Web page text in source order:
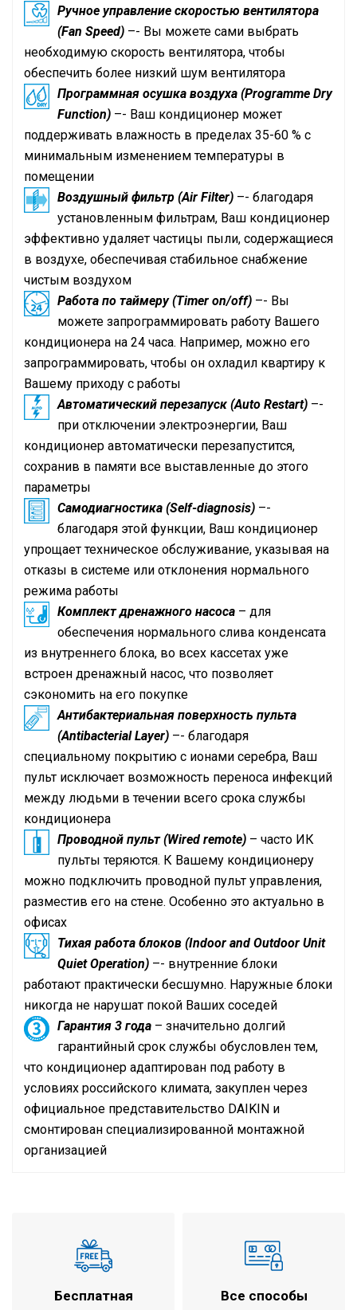
Ручное управление скоростью вентилятора
(Fan Speed) –- Вы можете сами выбрать
необходимую скорость вентилятора, чтобы
обеспечить более низкий шум вентилятора
Программная осушка воздуха (Programme Dry
Function) –- Ваш кондиционер может
поддерживать влажность в пределах 35-60 % с
минимальным изменением температуры в
помещении
Воздушный фильтр (Air Filter) –- благодаря
установленным фильтрам, Ваш кондиционер
эффективно удаляет частицы пыли, содержащиеся
в воздухе, обеспечивая стабильное снабжение
чистым воздухом
Работа по таймеру (Timer on/off) –- Вы
можете запрограммировать работу Вашего
кондиционера на 24 часа. Например, можно его
запрограммировать, чтобы он охладил квартиру к
Вашему приходу с работы
Автоматический перезапуск (Auto Restart) –-
при отключении электроэнергии, Ваш
кондиционер автоматически перезапустится,
сохранив в памяти все выставленные до этого
параметры
Самодиагностика (Self-diagnosis) –-
благодаря этой функции, Ваш кондиционер
упрощает техническое обслуживание, указывая на
отказы в системе или отклонения нормального
режима работы
Комплект дренажного насоса – для
обеспечения нормального слива конденсата
из внутреннего блока, во всех кассетах уже
встроен дренажный насос, что позволяет
сэкономить на его покупке
Антибактериальная поверхность пульта
(Antibacterial Layer) –- благодаря
специальному покрытию с ионами серебра, Ваш
пульт исключает возможность переноса инфекций
между людьми в течении всего срока службы
кондиционера
Проводной пульт (Wired remote) – часто ИК
пульты теряются. К Вашему кондиционеру
можно подключить проводной пульт управления,
разместив его на стене. Особенно это актуально в
офисах
Тихая работа блоков (Indoor and Outdoor Unit
Quiet Operation) –- внутренние блоки
работают практически бесшумно. Наружные блоки
никогда не нарушат покой Ваших соседей
Гарантия 3 года – значительно долгий
гарантийный срок службы обусловлен тем,
что кондиционер адаптирован под работу в
условиях российского климата, закуплен через
официальное представительство DAIKIN и
смонтирован специализированной монтажной
организацией
Режим работы
обогрев
Холодопроизводительность
4,50 кВт
Теплопроизводительность
5,0 кВт
Бесплатная
Все способы